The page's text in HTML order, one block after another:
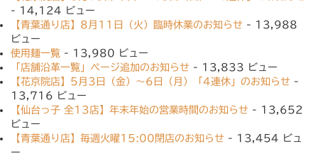
- 14,124 ビュー
【青葉通り店】8月11日（火）臨時休業のお知らせ - 13,988
ビュー
使用麺一覧 - 13,980 ビュー
「店舗沿革一覧」ページ追加のお知らせ - 13,833 ビュー
【花京院店】5月3日（金）〜6日（月）「4連休」のお知らせ -
13,716 ビュー
【仙台っ子 全13店】年末年始の営業時間のお知らせ - 13,652
ビュー
【青葉通り店】毎週火曜15:00閉店のお知らせ - 13,454 ビュ
ー